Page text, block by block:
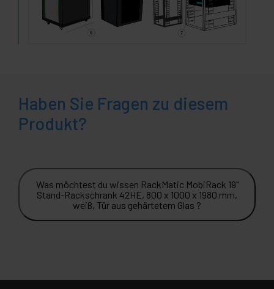
Haben Sie Fragen zu diesem
Produkt?
Was möchtest du wissen RackMatic MobiRack 19"
Stand-Rackschrank 42HE, 800 x 1000 x 1980 mm,
weiß, Tür aus gehärtetem Glas ?